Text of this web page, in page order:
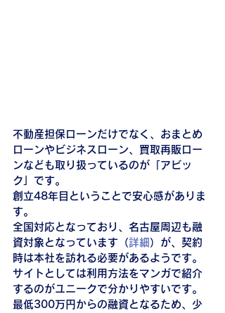
不動産担保ローンだけでなく、おまとめ
ローンやビジネスローン、買取再販ロー
ンなども取り扱っているのが「アビッ
ク」です。
創立48年目ということで安心感がありま
す。
全国対応となっており、名古屋周辺も融
資対象となっています（詳細 ）が、契約
時は本社を訪れる必要があるようです。
サイトとしては利用方法をマンガで紹介
するのがユニークで分かりやすいです。
最低300万円からの融資となるため、少